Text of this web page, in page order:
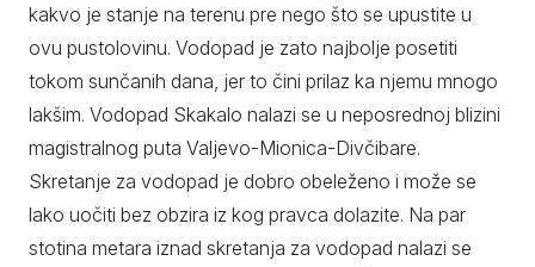
kakvo je stanje na terenu pre nego što se upustite u
ovu pustolovinu. Vodopad je zato najbolje posetiti
tokom sunčanih dana, jer to čini prilaz ka njemu mnogo
lakšim. Vodopad Skakalo nalazi se u neposrednoj blizini
magistralnog puta Valjevo-Mionica-Divčibare.
Skretanje za vodopad je dobro obeleženo i može se
lako uočiti bez obzira iz kog pravca dolazite. Na par
stotina metara iznad skretanja za vodopad nalazi se